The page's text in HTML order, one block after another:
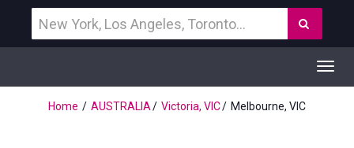
een
bestemming
Home
AUSTRALIA Victoria, VIC Melbourne, VIC